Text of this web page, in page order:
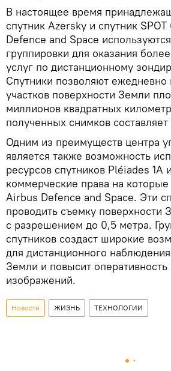
В настоящее время
спутник Azersky и спутник
Defence and Space
группировки для оказания
услуг по дистанционному
Спутники позволяют ежедневно
участков поверхности Земли
миллионов квадратных
полученных снимков составляет
Одним из преимуществ центра
является также возможность
ресурсов спутников Pléiades 1A
коммерческие права на
Airbus Defence and Space. Эти
проводить съемку поверхности
с разрешением до 0,5 метра.
спутников создаст широкие
для дистанционного
Земли и повысит
изображений.
Новости ЖИЗНЬ ТЕХНОЛОГИИ